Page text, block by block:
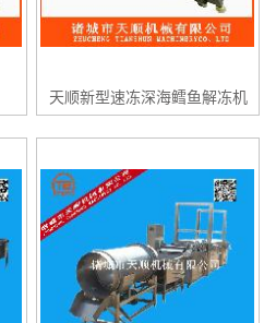
天顺新型速冻深海鳕鱼解冻机